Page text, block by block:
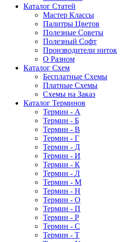
Каталог Статей
Мастер Классы
Палитры Цветов
Полезные Советы
Полезный Софт
Производители ниток
О Разном
Каталог Схем
Бесплатные Схемы
Платные Схемы
Схемы на Заказ
Каталог Терминов
Термин - А
Термин - Б
Термин - В
Термин - Г
Термин - Д
Термин - И
Термин - К
Термин - Л
Термин - М
Термин - Н
Термин - О
Термин - П
Термин - Р
Термин - С
Термин - Т